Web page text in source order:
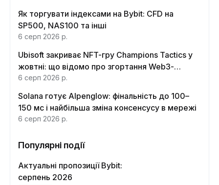
Як торгувати індексами на Bybit: CFD на
SP500, NAS100 та інші
6 серп 2026 р.
Ubisoft закриває NFT-гру Champions Tactics у
жовтні: що відомо про згортання Web3-
функцій
6 серп 2026 р.
Solana готує Alpenglow: фінальність до 100–
150 мс і найбільша зміна консенсусу в мережі
6 серп 2026 р.
Популярні події
Актуальні пропозиції Bybit:
серпень 2026